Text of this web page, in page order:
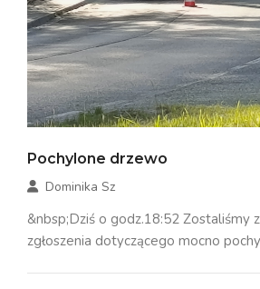
Pochylone drzewo
Dominika Sz
&nbsp;Dziś o godz.18:52 Zostaliśmy
zgłoszenia dotyczącego mocno